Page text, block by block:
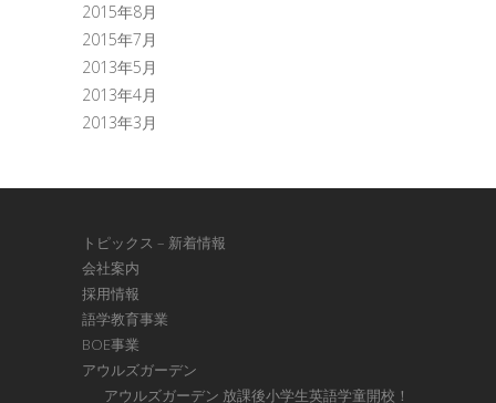
2015年8月
2015年7月
2013年5月
2013年4月
2013年3月
トピックス – 新着情報
会社案内
採用情報
語学教育事業
BOE事業
アウルズガーデン
アウルズガーデン 放課後小学生英語学童開校！